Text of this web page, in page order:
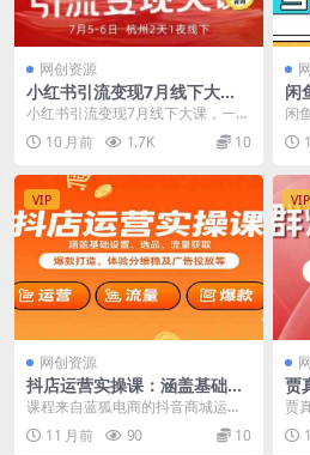
网创资源
小红书引流变现7月线下大
课，一次性讲透小红书笔记、
矩阵、投放、引流、转化的全
流程SOP
小红书引流变现7月线下大课，一次
性讲透小红书笔记、矩阵、投放、
引流、转化的全流程...
10 月前 1.7K 10
闲
就
闲
够
闲
VIP
网创资源
抖店运营实操课：涵盖基础设
置、选品、流量获取、爆款打
造、体验分维稳及广告投放等
课程来自蓝狐电商的抖音商城运营
课程，猜你喜欢入池，商城搜索商
城推荐人群标签覆盖。...
11 月前 90 10
VIP
贾
天
全
贾
升
爆